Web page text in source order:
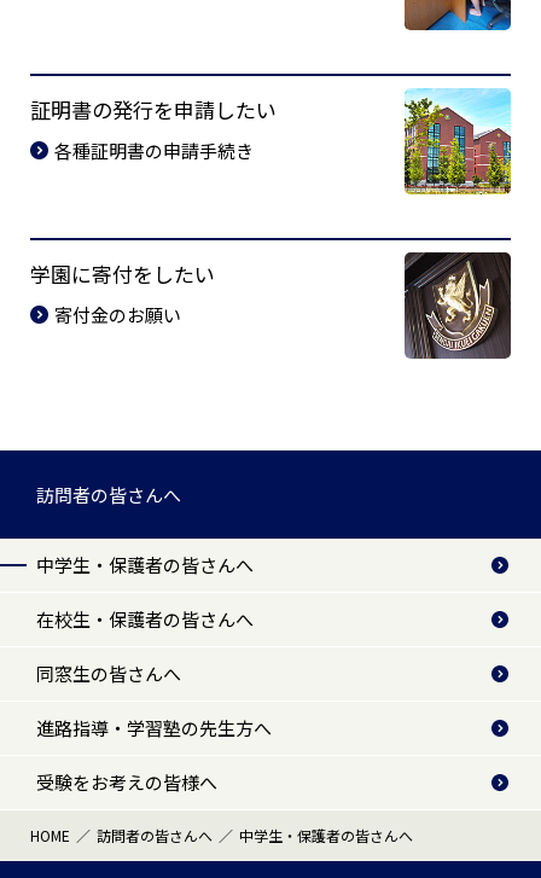
証明書の発行を申請したい
各種証明書の申請手続き
学園に寄付をしたい
寄付金のお願い
訪問者の皆さんへ
中学生・保護者の皆さんへ
在校生・保護者の皆さんへ
同窓生の皆さんへ
進路指導・学習塾の先生方へ
受験をお考えの皆様へ
HOME 訪問者の皆さんへ 中学生・保護者の皆さんへ